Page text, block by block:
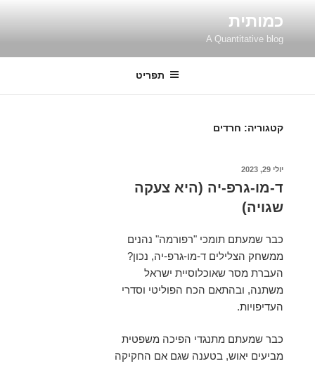
כמותית
A Quantitative blog
תפריט
קטגוריה: חרדים
פורסם
יולי 29, 2023
ד-מו-גרפ-יה (היא צעקה
שגויה)
כבר שמעתם תומכי "רפורמה" נהנים
ממשחק הצלילים ד-מו-גרפ-יה, נכון?
העברת מסר שאוכלוסיית ישראל
משתנה, ובהתאם הכח הפוליטי וסדרי
העדיפויות.
כבר שמעתם מתנגדי הפיכה משפטית
מביעים יאוש, בטענה שגם אם החקיקה